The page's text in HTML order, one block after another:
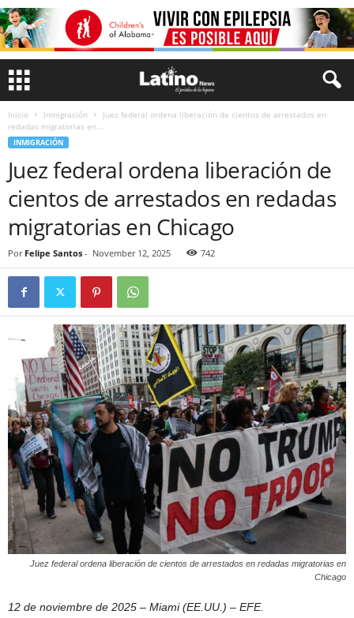
Inicio Inmigración
Juez federal ordena liberación de cientos de arrestados en
redadas migratorias en...
INMIGRACIÓN
Juez federal ordena liberación de
cientos de arrestados en redadas
migratorias en Chicago
Por Felipe Santos - November 12, 2025 742
Juez federal ordena liberación de cientos de arrestados en redadas migratorias en
Chicago
12 de noviembre de 2025 – Miami (EE.UU.) – EFE.